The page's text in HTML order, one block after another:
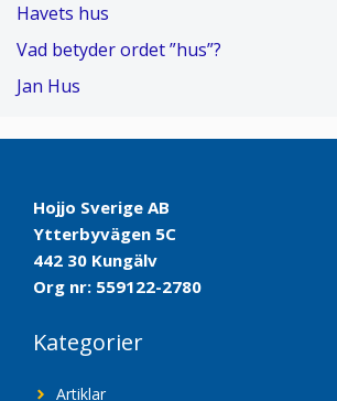
Havets hus
Vad betyder ordet ”hus”?
Jan Hus
Hojjo Sverige AB
Ytterbyvägen 5C
442 30 Kungälv
Org nr: 559122-2780
Kategorier
Artiklar